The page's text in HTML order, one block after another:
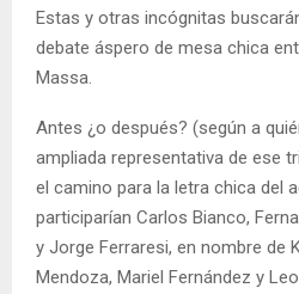
Estas y otras incógnitas
debate áspero de mesa chica
Massa.
Antes ¿o después? (según a
ampliada representativa de ese
el camino para la letra chica del
participarían Carlos Bianco,
y Jorge Ferraresi, en nombre de
Mendoza, Mariel Fernández y